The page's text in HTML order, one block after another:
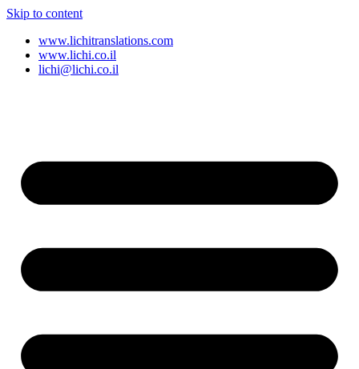
Skip to content
www.lichitranslations.com
www.lichi.co.il
lichi@lichi.co.il